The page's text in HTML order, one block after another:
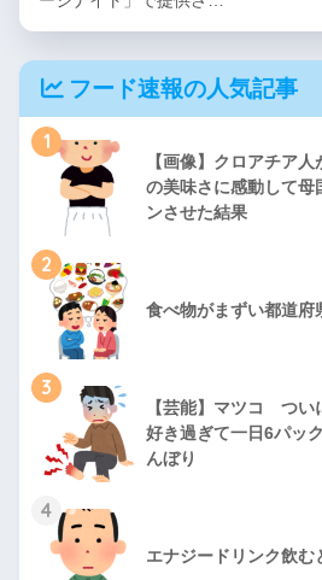
フード速報の人気記事
1
【画像】クロアチア
の美味さに感動して母
ンさせた結果
2
食べ物がまずい都道府
3
【芸能】マツコ つ
好き過ぎて一日6パッ
んぼり
4
エナジードリンク飲む